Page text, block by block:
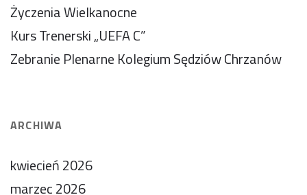
Życzenia Wielkanocne
Kurs Trenerski „UEFA C”
Zebranie Plenarne Kolegium Sędziów Chrzanów
ARCHIWA
kwiecień 2026
marzec 2026